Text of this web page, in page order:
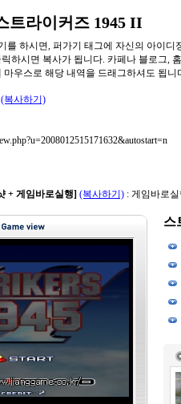
트라이커즈 1945 II
를 하시면, 퍼가기 태그에 자신의 아이
릭하시면 복사가 됩니다. 카페나 블로그,
마우스로 해당 내역을 드래그하셔도 됩니
(복사하기)
+ 게임바로실행] (복사하기) : 게임바로
스